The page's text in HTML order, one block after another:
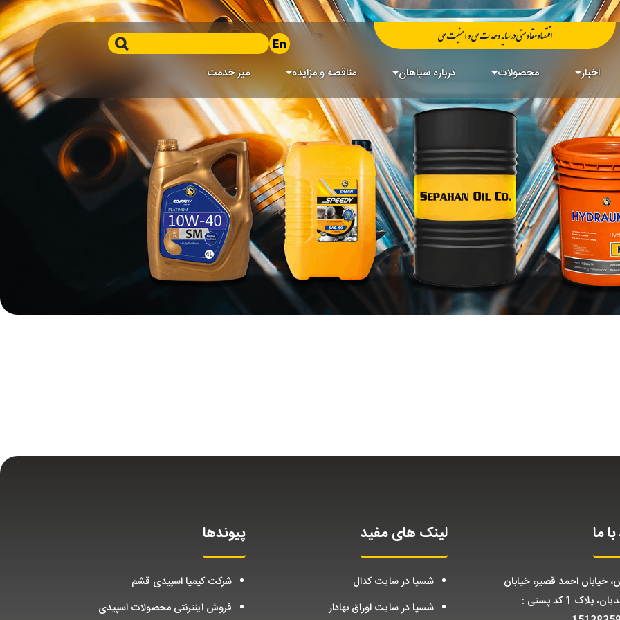
اخبار محصولات درباره سپاهان مناقصه و مزایده میز خدمت
ما
خیابان احمد قصیر، خیابان
احمدیان، پلاک 1 کد پستی :
لینک های مفید
شسپا در سایت کدال
شسپا در سایت اوراق بهادار
پیوندها
شرکت کیمیا اسپیدی قشم
فروش اینترنتی محصولات اسپیدی